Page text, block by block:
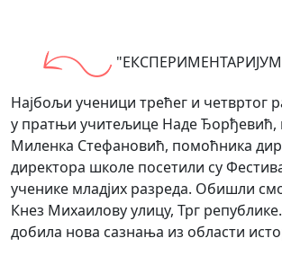
Најбољи ученици трећег и четвртог
у пратњи учитељице Наде Ђорђевић,
Миленка Стефановић, помоћника
директора школе посетили су
ученике младјих разреда. Обишли
Кнез Михаилову улицу, Трг
добила нова сазнања из области